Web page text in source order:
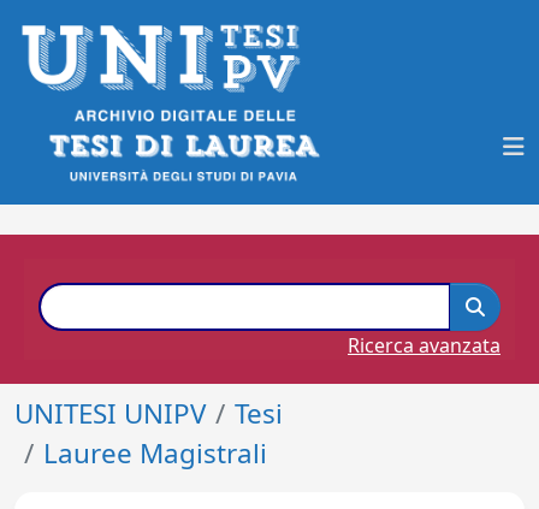
Ricerca avanzata
UNITESI UNIPV
Tesi
Lauree Magistrali